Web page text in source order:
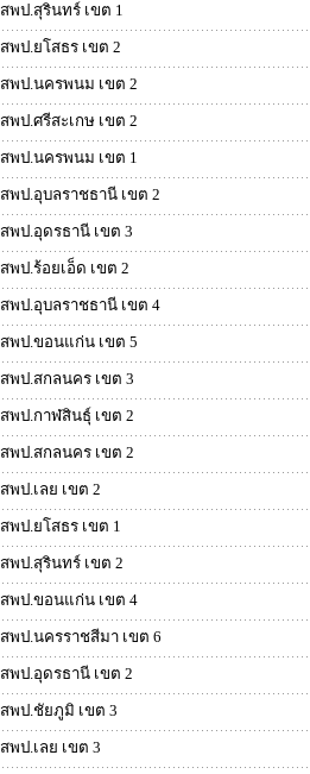
สพป.สุรินทร์ เขต 1
สพป.ยโสธร เขต 2
สพป.นครพนม เขต 2
สพป.ศรีสะเกษ เขต 2
สพป.นครพนม เขต 1
สพป.อุบลราชธานี เขต 2
สพป.อุดรธานี เขต 3
สพป.ร้อยเอ็ด เขต 2
สพป.อุบลราชธานี เขต 4
สพป.ขอนแก่น เขต 5
สพป.สกลนคร เขต 3
สพป.กาฬสินธุ์ เขต 2
สพป.สกลนคร เขต 2
สพป.เลย เขต 2
สพป.ยโสธร เขต 1
สพป.สุรินทร์ เขต 2
สพป.ขอนแก่น เขต 4
สพป.นครราชสีมา เขต 6
สพป.อุดรธานี เขต 2
สพป.ชัยภูมิ เขต 3
สพป.เลย เขต 3